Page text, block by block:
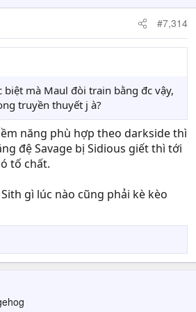
#7,314
biệt mà Maul đòi train bằng đc vậy,
truyền thuyết j à?
năng phù hợp theo darkside thì
đệ Savage bị Sidious giết thì tới
tố chất.
gì lúc nào cũng phải kè kèo